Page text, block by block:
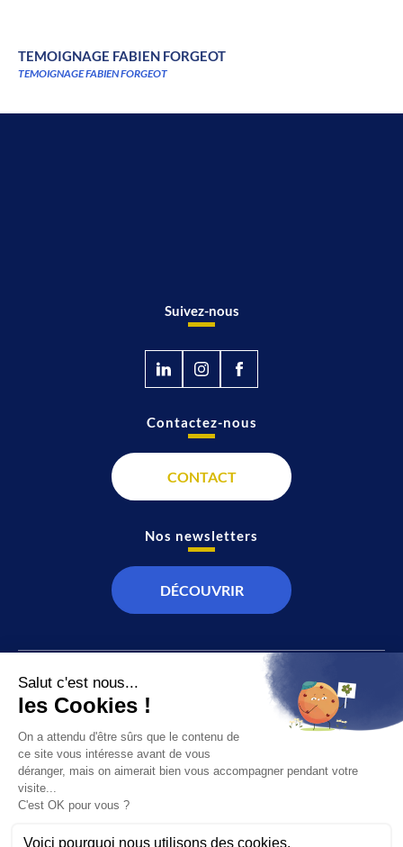
TEMOIGNAGE FABIEN FORGEOT
TEMOIGNAGE FABIEN FORGEOT
Suivez-nous
JT
ÉCONOMIE
CULTURE & LOISIRS
À propos de nous
Recevoir la chaîne
Contactez-nous
CONTACT
Nos newsletters
DÉCOUVRIR